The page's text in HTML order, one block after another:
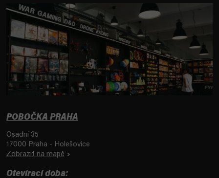
POBOČKA PRAHA
Osadní 35
17000 Praha - Holešovice
Zobrazit na mapě
Otevírací doba: